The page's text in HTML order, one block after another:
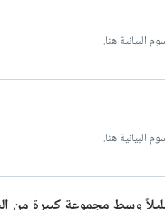
البيانية هنا.
البيانية هنا.